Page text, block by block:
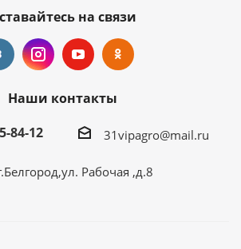
на связи
Наши контакты
84-12
31vipagro@mail.ru
Рабочая ,д.8